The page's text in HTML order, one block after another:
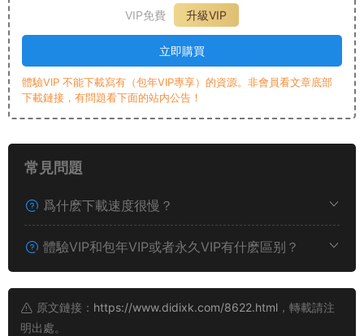
VIP免費
升級VIP
立即購買
體驗VIP 不能下載寫有（包年VIP專享）的資源。非會員看文章底部
下載鏈接，有問題看下面的站内公告！
常見問題
爲什麽下載速度很慢？
體驗VIP和包年VIP或者永久VIP有什麽區别？
原文鏈接： https://www.didixk.com/8622.html ，轉載請注
明出處。